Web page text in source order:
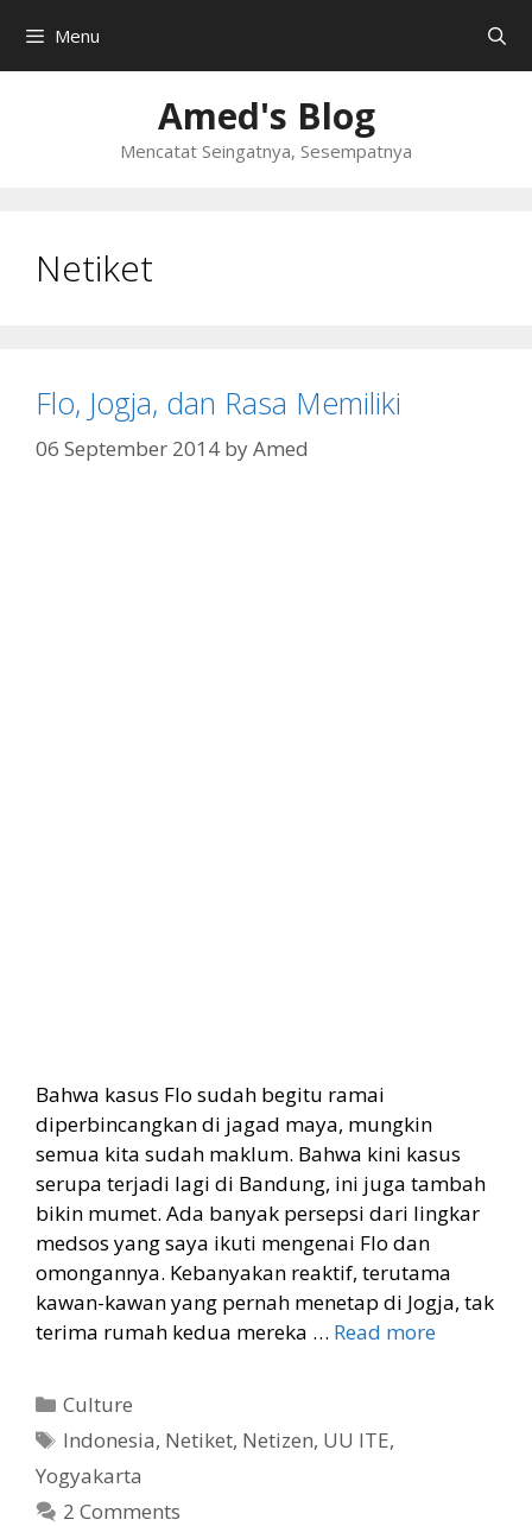
content
Menu
Amed's Blog
Mencatat Seingatnya, Sesempatnya
Netiket
Flo, Jogja, dan Rasa Memiliki
06 September 2014 byAmed
Bahwa kasus Flo sudah begitu ramai
diperbincangkan di jagad maya, mungkin
semua kita sudah maklum. Bahwa kini kasus
serupa terjadi lagi di Bandung, ini juga tambah
bikin mumet. Ada banyak persepsi dari lingkar
medsos yang saya ikuti mengenai Flo dan
omongannya. Kebanyakan reaktif, terutama
kawan-kawan yang pernah menetap di Jogja, tak
terima rumah kedua mereka … Read more
Categories
Culture
Tags
Indonesia, Netiket, Netizen, UU ITE,
Yogyakarta
2 Comments